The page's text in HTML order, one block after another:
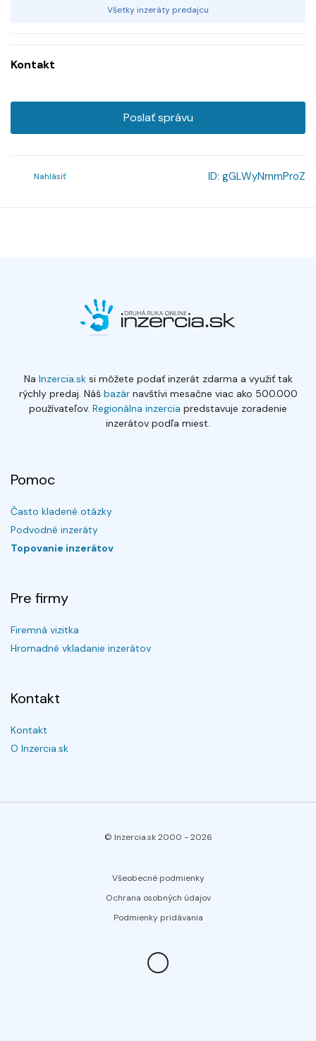
Všetky inzeráty predajcu
Kontakt
Poslať správu
Nahlásiť ID: gGLWyNmmProZ
Na Inzercia.sksi môžete podať inzerát zdarma a využiť tak
rýchly predaj. Náš bazárnavštívi mesačne viac ako 500.000
používateľov. Regionálna inzercia predstavuje zoradenie
inzerátov podľa miest.
Pomoc
Často kladené otázky
Podvodné inzeráty
Topovanie inzerátov
Pre firmy
Firemná vizitka
Hromadné vkladanie inzerátov
Kontakt
Kontakt
O Inzercia.sk
© Inzercia.sk 2000 -2026
Všeobecné podmienky
Ochrana osobných údajov
Podmienky pridávania